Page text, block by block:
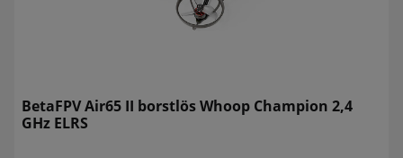
BetaFPV Air65 II borstlös Whoop Champion 2,4
GHz ELRS